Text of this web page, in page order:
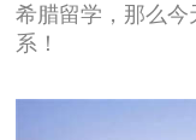
希腊留学，那么
系！